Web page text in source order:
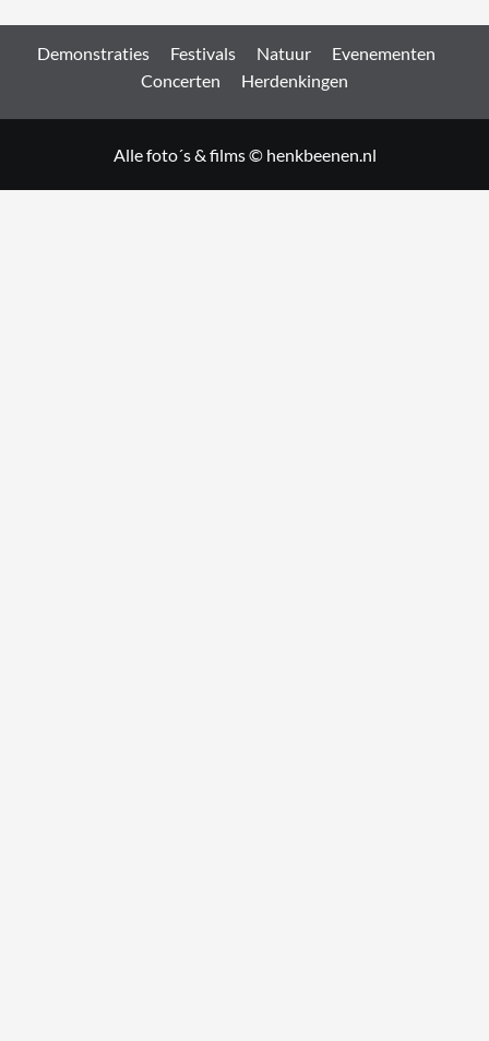
Demonstraties Festivals Natuur
Evenementen
Concerten
Herdenkingen
Alle foto´s & films © henkbeenen.nl